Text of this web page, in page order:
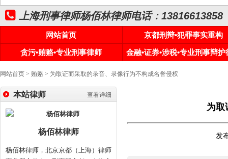
上海刑事律师杨佰林律师电话：13816613858
网站首页
京都刑辩•犯罪事实重构
贪污•贿赂•专业刑事律师
金融•证券•涉税•专业刑事辩护
网站首页 > 贿赂 > 为取证而采取的录音、录像行为不构成名誉侵权
查看详细
本站律师
杨佰林律师
杨佰林律师，北京京都（上海）律师
为取
发